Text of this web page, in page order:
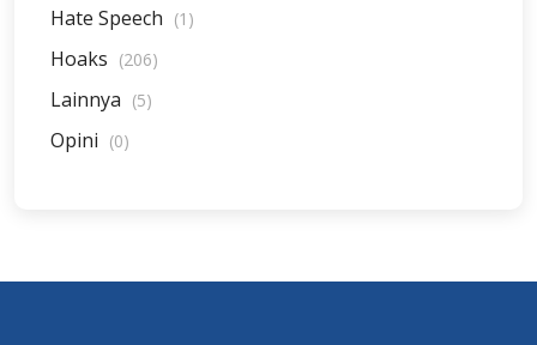
Hate Speech (1)
Hoaks (206)
Lainnya (5)
Opini (0)